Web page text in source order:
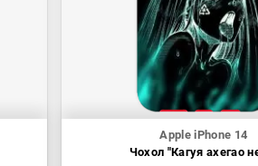
Apple iPhone 14
Чохол "Кагуя ахегао